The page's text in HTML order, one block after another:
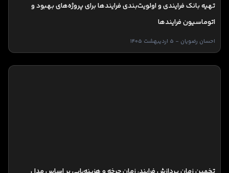
تهیه بانک فرایندی و اولویت‌بندی فرایندها برای پروژه‌های بهبود و
اتوماسیون فرایندها
احسان رضویان - 5 اردیبهشت 1405